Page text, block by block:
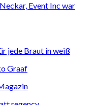
Event Inc war
jede Braut in weiß